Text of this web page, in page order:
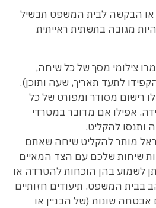
הבקשה לבית המשפט תבשיל
מגובה בתשתית ראייתית
צילומי מסך של כל שיחה,
לתעד תאריך, שעה ותוכן).
מסודר ומפורט של כל
אפילו אם מדובר במטרדי
להקליט.
מותר להקליט שיחה שאתם
שיחות שלכם עם הצד המאיים
לשמוע בהן הוכחות להטרדה או
בבית המשפט. תיעודים חזותיים
שונות (של הבניין או